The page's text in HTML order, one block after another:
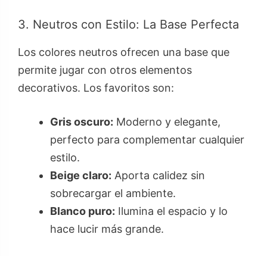
3. Neutros con Estilo: La Base Perfecta
Los colores neutros ofrecen una base que
permite jugar con otros elementos
decorativos. Los favoritos son:
Gris oscuro: Moderno y elegante,
perfecto para complementar cualquier
estilo.
Beige claro: Aporta calidez sin
sobrecargar el ambiente.
Blanco puro: Ilumina el espacio y lo
hace lucir más grande.